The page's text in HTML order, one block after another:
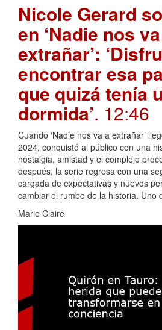
Nicole Gerard
en ‘Nadie nos
extrañar’:
encontrar esa
que quizá tenía
dormida’. 12:46
Cuando ‘Nadie nos va a extrañar’
2024, conquistó al público con una
nostalgia, amistad y el complejo
después, la serie regresa con una
cargada de expectativas y nuevos
cambiar el rumbo de la historia.
Marie Claire